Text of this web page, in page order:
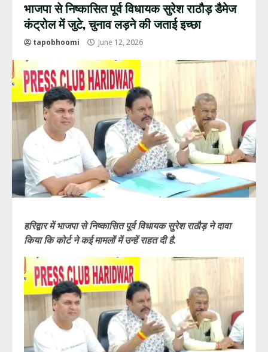
भाजपा से निष्कासित पूर्व विधायक सुरेश राठौड़ डैमेज
कंट्रोल में जुटे, चुनाव लड़ने की जताई इच्छा
tapobhoomi June 12, 2026
हरिद्वार में भाजपा से निष्कासित पूर्व विधायक सुरेश राठौड़ ने दावा
किया कि कोर्ट ने कई मामलों में उन्हें राहत दी है.